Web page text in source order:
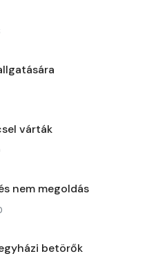
várták
nem megoldás
betörők